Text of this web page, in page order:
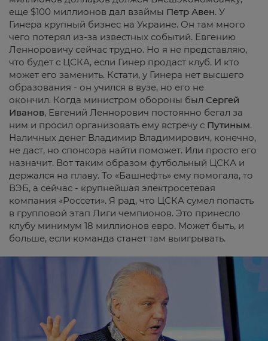
еще $100 миллионов дал взаймы Петр Авен. У
Гинера крупный бизнес на Украине. Он там много
чего потерял из-за известных событий. Евгению
Ленноровичу сейчас трудно. Но я не представляю,
что будет с ЦСКА, если Гинер продаст клуб. И кто
может его заменить. Кстати, у Гинера нет высшего
образования - он учился в вузе, но его не
окончил. Когда министром обороны был Сергей
Иванов, Евгений Леннорович постоянно бегал за
ним и просил организовать ему встречу с Путиным.
Наличных денег Владимир Владимирович, конечно,
не даст, но спонсора найти поможет. Или просто его
назначит. Вот таким образом футбольный ЦСКА и
держался на плаву. То «Башнефть» ему помогала, то
ВЭБ, а сейчас - крупнейшая электросетевая
компания «Россети». Я рад, что ЦСКА сумел попасть
в групповой этап Лиги чемпионов. Это принесло
клубу минимум 18 миллионов евро. Может быть, и
больше, если команда станет там выигрывать.